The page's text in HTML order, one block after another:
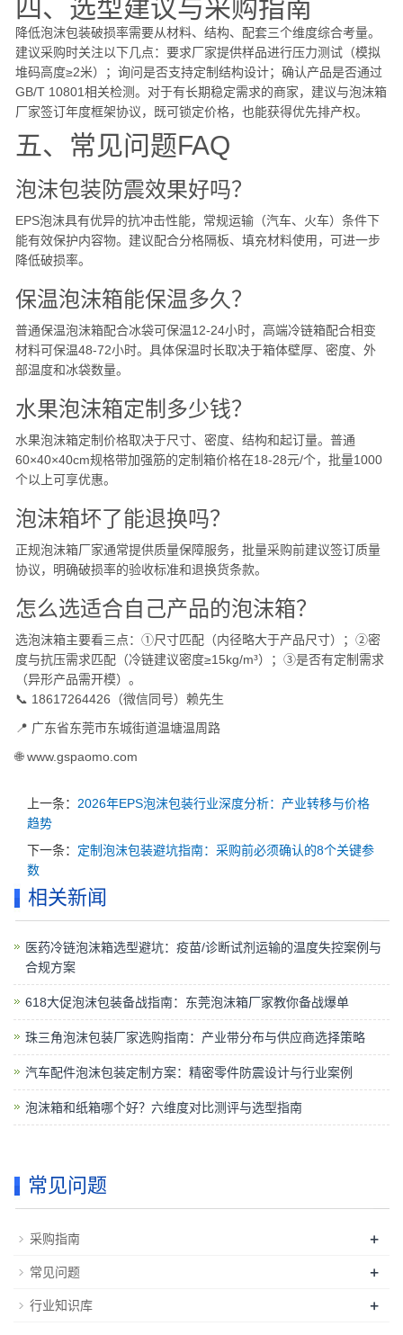
四、选型建议与采购指南
降低泡沫包装破损率需要从材料、结构、配套三个维度综合考量。
建议采购时关注以下几点：要求厂家提供样品进行压力测试（模拟
堆码高度≥2米）；询问是否支持定制结构设计；确认产品是否通过
GB/T 10801相关检测。对于有长期稳定需求的商家，建议与泡沫箱
厂家签订年度框架协议，既可锁定价格，也能获得优先排产权。
五、常见问题FAQ
泡沫包装防震效果好吗？
EPS泡沫具有优异的抗冲击性能，常规运输（汽车、火车）条件下
能有效保护内容物。建议配合分格隔板、填充材料使用，可进一步
降低破损率。
保温泡沫箱能保温多久？
普通保温泡沫箱配合冰袋可保温12-24小时，高端冷链箱配合相变
材料可保温48-72小时。具体保温时长取决于箱体壁厚、密度、外
部温度和冰袋数量。
水果泡沫箱定制多少钱？
水果泡沫箱定制价格取决于尺寸、密度、结构和起订量。普通
60×40×40cm规格带加强筋的定制箱价格在18-28元/个，批量1000
个以上可享优惠。
泡沫箱坏了能退换吗？
正规泡沫箱厂家通常提供质量保障服务，批量采购前建议签订质量
协议，明确破损率的验收标准和退换货条款。
怎么选适合自己产品的泡沫箱？
选泡沫箱主要看三点：①尺寸匹配（内径略大于产品尺寸）；②密
度与抗压需求匹配（冷链建议密度≥15kg/m³）；③是否有定制需求
（异形产品需开模）。
📞 18617264426（微信同号）赖先生
📍 广东省东莞市东城街道温塘温周路
🌐 www.gspaomo.com
上一条： 2026年EPS泡沫包装行业深度分析：产业转移与价格
趋势
下一条： 定制泡沫包装避坑指南：采购前必须确认的8个关键参
数
相关新闻
医药冷链泡沫箱选型避坑：疫苗/诊断试剂运输的温度失控案例与
合规方案
618大促泡沫包装备战指南：东莞泡沫箱厂家教你备战爆单
珠三角泡沫包装厂家选购指南：产业带分布与供应商选择策略
汽车配件泡沫包装定制方案：精密零件防震设计与行业案例
泡沫箱和纸箱哪个好？六维度对比测评与选型指南
常见问题
采购指南 +
常见问题 +
行业知识库 +